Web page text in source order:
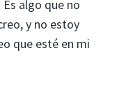
algo que no
y no estoy
que esté en mi